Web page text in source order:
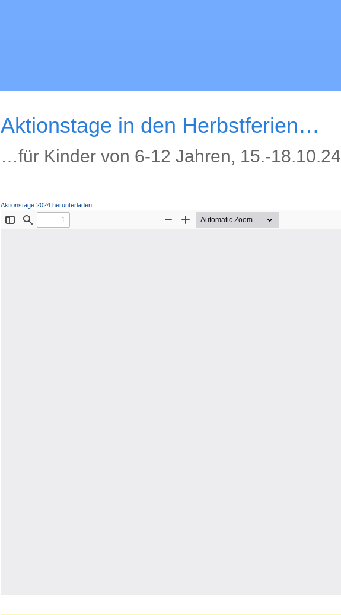
Aktionstage in den Herbstferien…
…für Kinder von 6-12 Jahren, 15.-18.10.24
Aktionstage 2024 herunterladen